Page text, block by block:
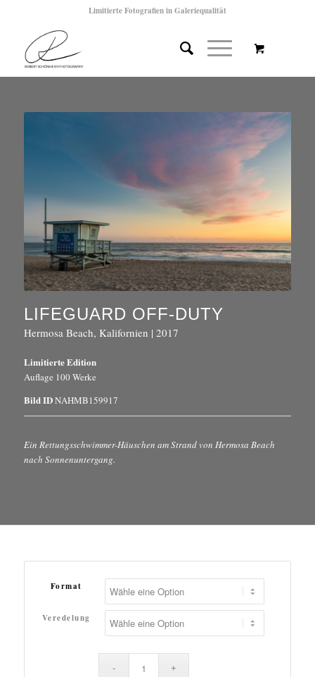
Limitierte Fotografien in Galeriequalität
LIFEGUARD OFF-DUTY
Hermosa Beach, Kalifornien | 2017
Limitierte Edition
Auflage 100 Werke
Bild IDNAHMB159917
Ein Rettungsschwimmer-Häuschen am Strand von Hermosa Beach
nach Sonnenuntergang.
Format
Veredelung